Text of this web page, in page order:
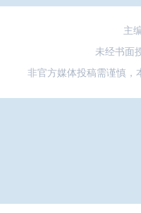
主
未经书面
非官方媒体投稿需谨慎，